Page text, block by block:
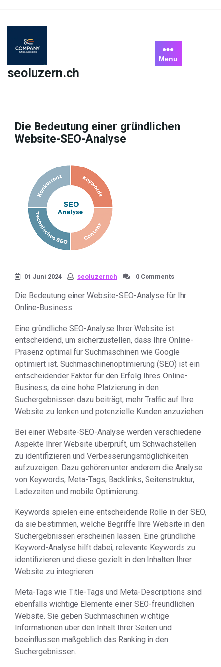
content
seoluzern.ch
Menu
Die Bedeutung einer gründlichen
Website-SEO-Analyse
01 Juni 2024 seoluzernch 0 Comments
Die Bedeutung einer Website-SEO-Analyse für Ihr
Online-Business
Eine gründliche SEO-Analyse Ihrer Website ist
entscheidend, um sicherzustellen, dass Ihre Online-
Präsenz optimal für Suchmaschinen wie Google
optimiert ist. Suchmaschinenoptimierung (SEO) ist ein
entscheidender Faktor für den Erfolg Ihres Online-
Business, da eine hohe Platzierung in den
Suchergebnissen dazu beiträgt, mehr Traffic auf Ihre
Website zu lenken und potenzielle Kunden anzuziehen.
Bei einer Website-SEO-Analyse werden verschiedene
Aspekte Ihrer Website überprüft, um Schwachstellen
zu identifizieren und Verbesserungsmöglichkeiten
aufzuzeigen. Dazu gehören unter anderem die Analyse
von Keywords, Meta-Tags, Backlinks, Seitenstruktur,
Ladezeiten und mobile Optimierung.
Keywords spielen eine entscheidende Rolle in der SEO,
da sie bestimmen, welche Begriffe Ihre Website in den
Suchergebnissen erscheinen lassen. Eine gründliche
Keyword-Analyse hilft dabei, relevante Keywords zu
identifizieren und diese gezielt in den Inhalten Ihrer
Website zu integrieren.
Meta-Tags wie Title-Tags und Meta-Descriptions sind
ebenfalls wichtige Elemente einer SEO-freundlichen
Website. Sie geben Suchmaschinen wichtige
Informationen über den Inhalt Ihrer Seiten und
beeinflussen maßgeblich das Ranking in den
Suchergebnissen.